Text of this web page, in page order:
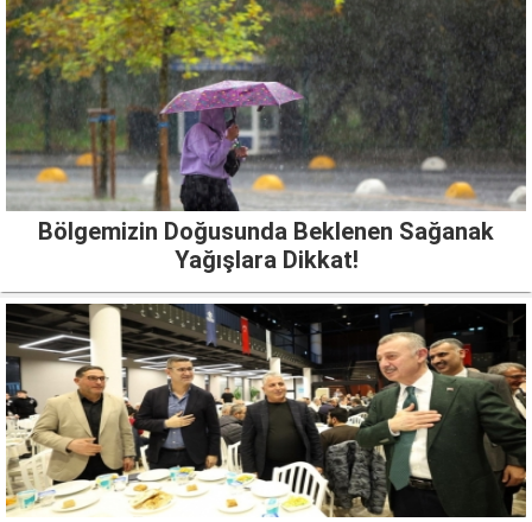
Bölgemizin Doğusunda Beklenen Sağanak
Yağışlara Dikkat!